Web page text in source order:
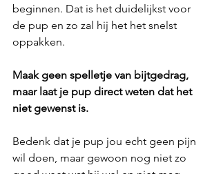
beginnen. Dat is het duidelijkst voor
de pup en zo zal hij het het snelst
oppakken.
Maak geen spelletje van bijtgedrag,
maar laat je pup direct weten dat het
niet gewenst is.
Bedenk dat je pup jou echt geen pijn
wil doen, maar gewoon nog niet zo